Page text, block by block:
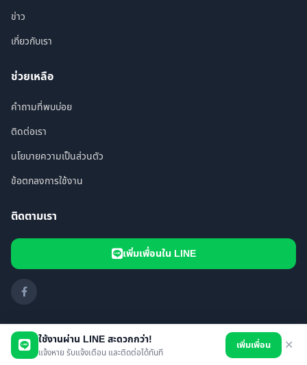
ใช้งานผ่าน LINE สะดวกกว่า!
แจ้งหาย รับแจ้งเตือน และติดต่อได้ทันที
เพิ่มเพื่อน ✕
ข่าว
เกี่ยวกับเรา
ช่วยเหลือ
คำถามที่พบบ่อย
ติดต่อเรา
นโยบายความเป็นส่วนตัว
ข้อตกลงการใช้งาน
ติดตามเรา
เพิ่มเพื่อนใน LINE
© 2026 i FOUND PET. All rights reserved.